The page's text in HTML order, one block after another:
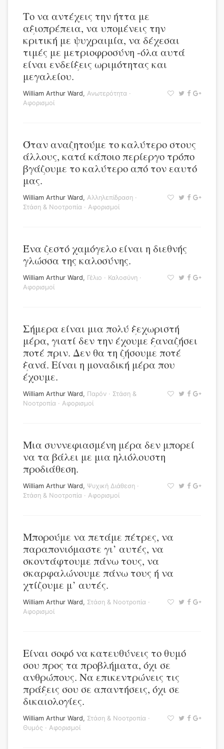
Το να αντέχεις την ήττα με
αξιοπρέπεια, να υπομένεις την
κριτική με ψυχραιμία, να δέχεσαι
τιμές με μετριοφροσύνη -όλα αυτά
είναι ενδείξεις ωριμότητας και
μεγαλείου.
William Arthur Ward, Ανωτερότητα ·
Αφορισμοί
Όταν αναζητούμε το καλύτερο στους
άλλους, κατά κάποιο περίεργο τρόπο
βγάζουμε το καλύτερο από τον εαυτό
μας.
William Arthur Ward, Αλληλεπίδραση ·
Στάση & Νοοτροπία · Αφορισμοί
Ένα ζεστό χαμόγελο είναι η διεθνής
γλώσσα της καλοσύνης.
William Arthur Ward, Γέλιο · Καλοσύνη ·
Αφορισμοί
Σήμερα είναι μια πολύ ξεχωριστή
μέρα, γιατί δεν την έχουμε ξαναζήσει
ποτέ πριν. Δεν θα τη ζήσουμε ποτέ
ξανά. Είναι η μοναδική μέρα που
έχουμε.
William Arthur Ward, Παρόν · Στάση &
Νοοτροπία · Αφορισμοί
Μια συννεφιασμένη μέρα δεν μπορεί
να τα βάλει με μια ηλιόλουστη
προδιάθεση.
William Arthur Ward, Ψυχική Διάθεση ·
Στάση & Νοοτροπία · Αφορισμοί
Μπορούμε να πετάμε πέτρες, να
παραπονιόμαστε γι’ αυτές, να
σκοντάφτουμε πάνω τους, να
σκαρφαλώνουμε πάνω τους ή να
χτίζουμε μ’ αυτές.
William Arthur Ward, Στάση & Νοοτροπία ·
Αφορισμοί
Είναι σοφό να κατευθύνεις το θυμό
σου προς τα προβλήματα, όχι σε
ανθρώπους. Να επικεντρώνεις τις
πράξεις σου σε απαντήσεις, όχι σε
δικαιολογίες.
William Arthur Ward, Στάση & Νοοτροπία ·
Θυμός · Αφορισμοί